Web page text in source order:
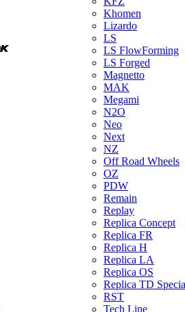
Khomen
Lizardo
LS
LS FlowForming
LS Forged
Magnetto
MAK
Megami
N2O
Neo
Next
NZ
Off Road Wheels
OZ
PDW
Remain
Replay
Replica Concept
Replica FR
Replica H
Replica LA
Replica OS
Replica TD
RST
Tech Line